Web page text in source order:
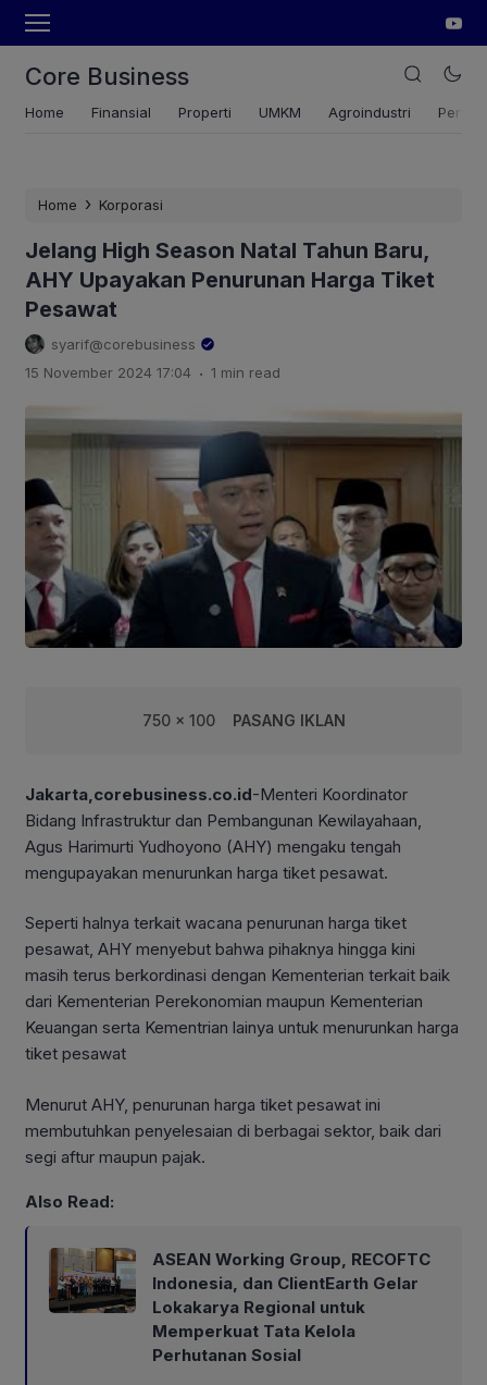
Core Business
Home Finansial Properti UMKM Agroindustri
Home › Korporasi
Jelang High Season Natal Tahun Baru,
AHY Upayakan Penurunan Harga Tiket
Pesawat
syarif@corebusiness
15 November 2024 17:04 . 1 min read
750 x 100 PASANG IKLAN
Jakarta,corebusiness.co.id-Menteri Koordinator
Bidang Infrastruktur dan Pembangunan Kewilayahaan,
Agus Harimurti Yudhoyono (AHY) mengaku tengah
mengupayakan menurunkan harga tiket pesawat.
Seperti halnya terkait wacana penurunan harga tiket
pesawat, AHY menyebut bahwa pihaknya hingga kini
masih terus berkordinasi dengan Kementerian terkait baik
dari Kementerian Perekonomian maupun Kementerian
Keuangan serta Kementrian lainya untuk menurunkan harga
tiket pesawat
Menurut AHY, penurunan harga tiket pesawat ini
membutuhkan penyelesaian di berbagai sektor, baik dari
segi aftur maupun pajak.
Also Read:
ASEAN Working Group, RECOFTC
Indonesia, dan ClientEarth Gelar
Lokakarya Regional untuk
Memperkuat Tata Kelola
Perhutanan Sosial